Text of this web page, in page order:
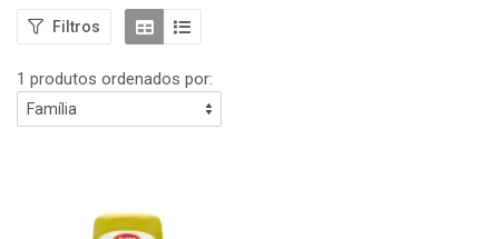
Filtros
1 produtos ordenados por: